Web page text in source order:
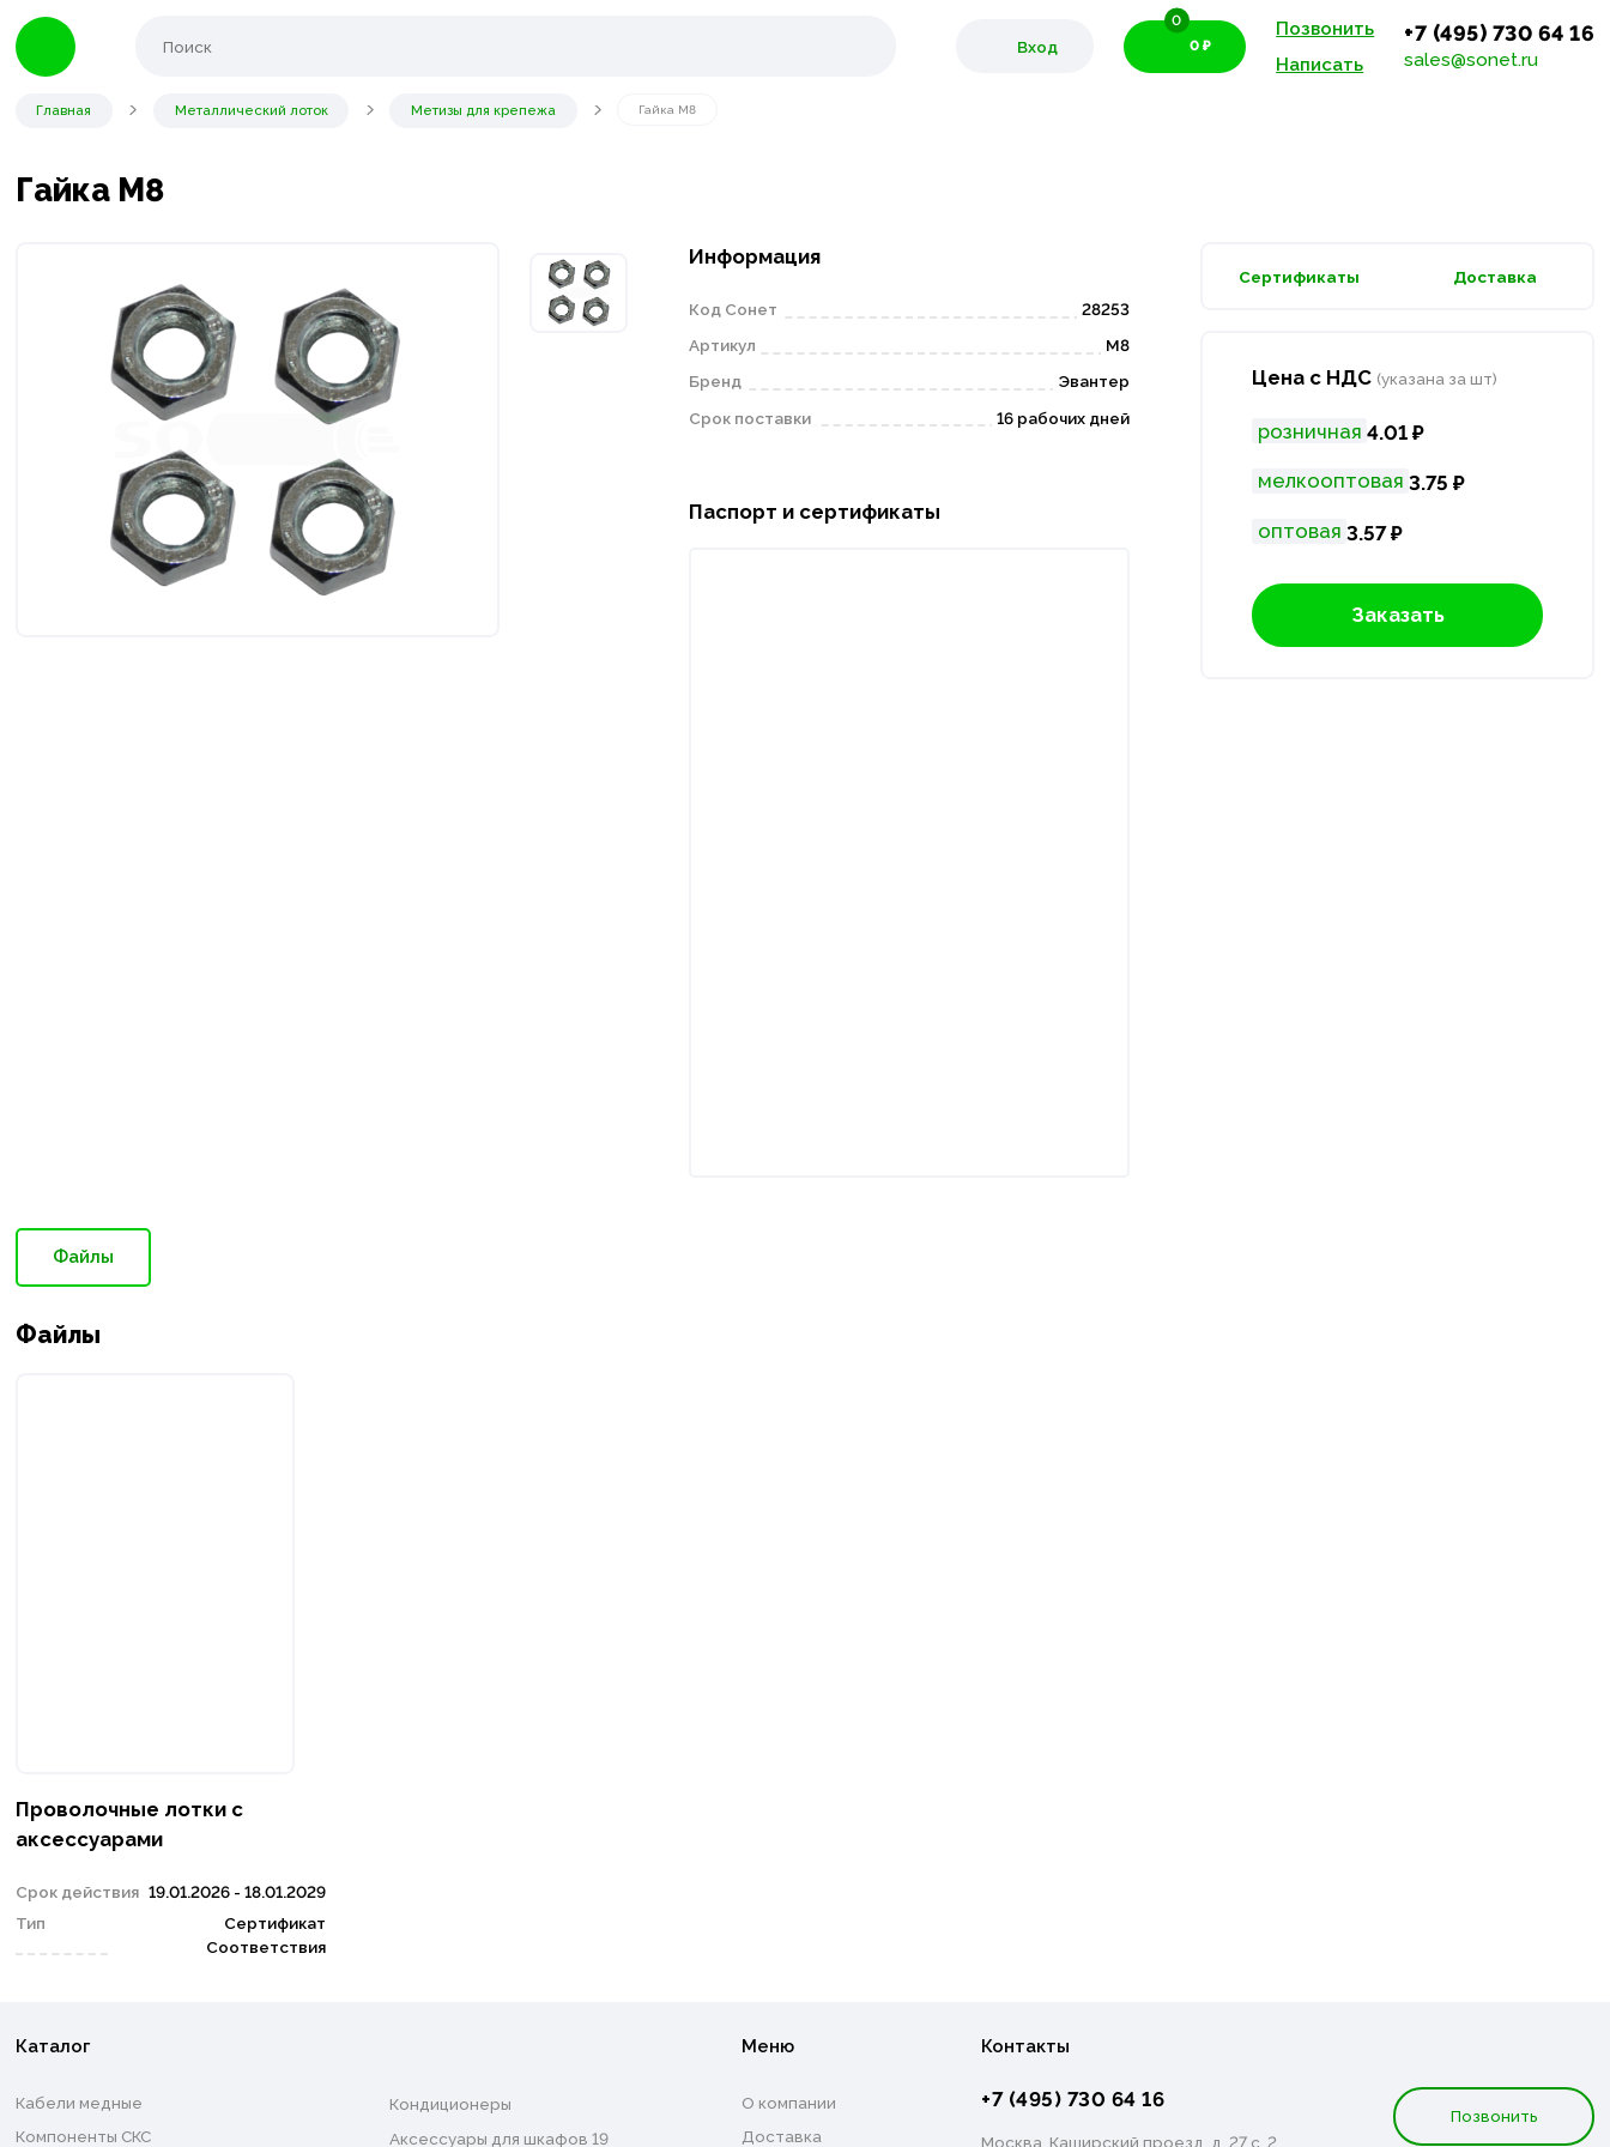
Вход 0 ₽
0
Позвонить
Написать
+7 (495) 730 64 16
sales@sonet.ru
Главная Металлический лоток Метизы для крепежа Гайка М8
Гайка М8
Информация
Код Сонет
28253
Артикул
M8
Бренд
Эвантер
Срок поставки
16 рабочих дней
Паспорт и сертификаты
Файлы
Файлы
Проволочные лотки с
аксессуарами
Срок действия 19.01.2026 - 18.01.2029
Тип
Сертификат
Соответствия
Сертификаты Доставка
Цена с НДС (указана за шт)
розничная 4.01 ₽
мелкооптовая 3.75 ₽
оптовая 3.57 ₽
Заказать
Каталог
Кабели медные
Компоненты СКС
Кондиционеры
Аксессуары для шкафов 19
Меню
О компании
Доставка
Контакты
+7 (495) 730 64 16
Москва, Каширский проезд, д. 27 с. 2
Позвонить